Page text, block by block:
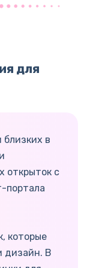
для
в
открыток с
портала
которые
дизайн. В